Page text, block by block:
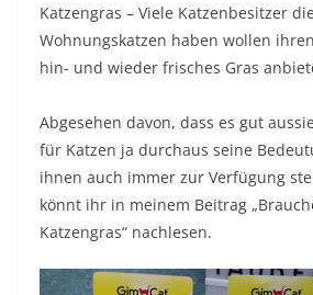
Katzengras – Viele Katzenbesitzer
Wohnungskatzen haben wollen
hin- und wieder frisches Gras
Abgesehen davon, dass es gut
für Katzen ja durchaus seine
ihnen auch immer zur Verfügung
könnt ihr in meinem Beitrag
Katzengras“ nachlesen.